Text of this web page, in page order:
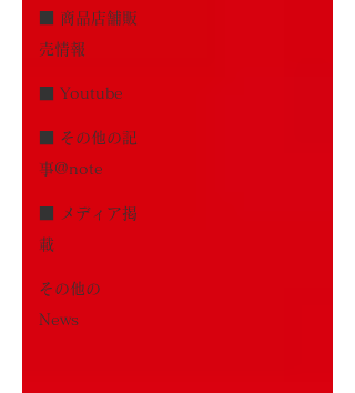
■ 商品店舗販
売情報
■ Youtube
■ その他の記
事@note
■ メディア掲
載
その他の
News